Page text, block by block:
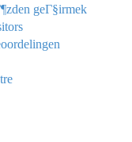
geГ§irmek